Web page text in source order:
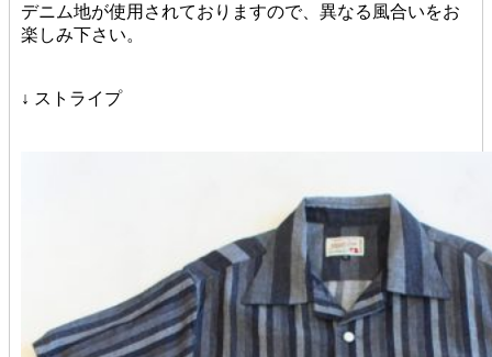
デニム地が使用されておりますので、異なる風合いをお
楽しみ下さい。
↓ ストライプ